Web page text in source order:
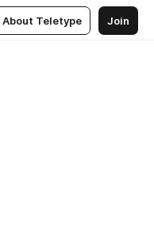
About Teletype Join